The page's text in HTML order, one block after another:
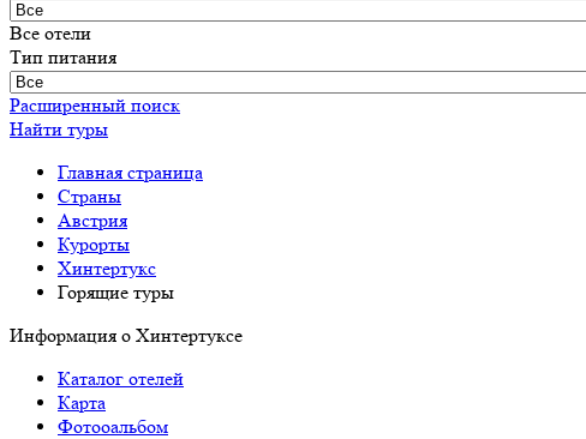
Все отели
Тип питания
Расширенный поиск
Найти туры
Главная страница
Cтраны
Австрия
Курорты
Хинтертукс
Горящие туры
Информация о Хинтертуксе
Каталог отелей
Карта
Фотооальбом